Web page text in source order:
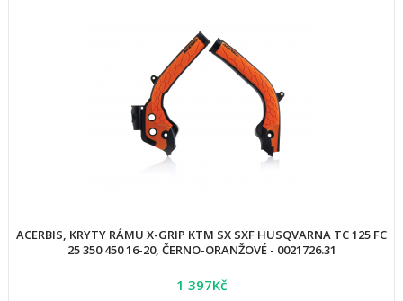
ACERBIS, KRYTY RÁMU X-GRIP KTM SX SXF HUSQVARNA TC 125 FC
25 350 450 16-20, ČERNO-ORANŽOVÉ - 0021726.31
1 397Kč